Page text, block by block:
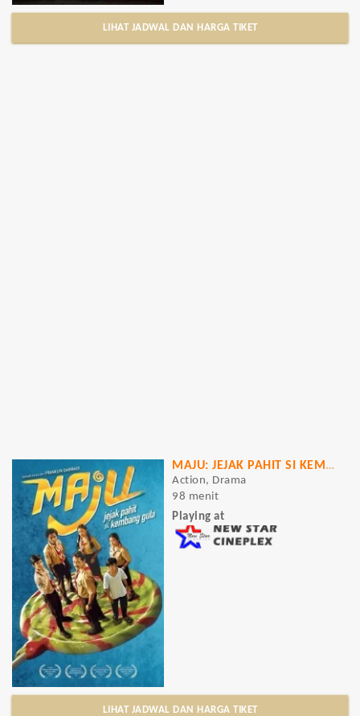
LIHAT JADWAL DAN HARGA TIKET
MAJU: JEJAK PAHIT SI KEMBANG GULA
Action, Drama
98 menit
Playing at
LIHAT JADWAL DAN HARGA TIKET